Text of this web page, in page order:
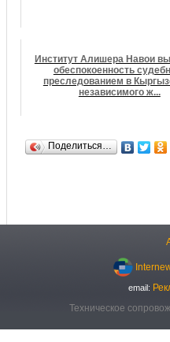
Институт Алишера Навои
обеспокоенность
преследованием в
независимого ж...
Поделиться…
email:
Техническое